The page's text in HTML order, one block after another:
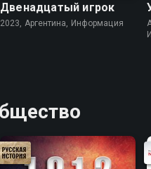
Двенадцатый игрок
2023, Аргентина, Информация